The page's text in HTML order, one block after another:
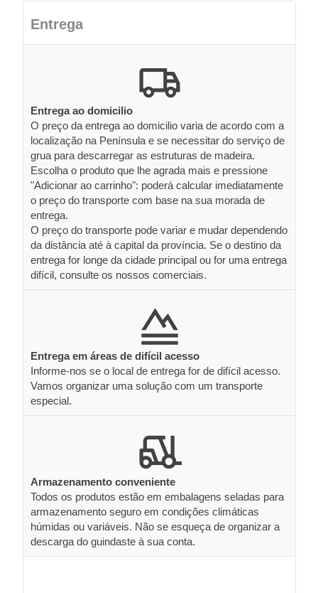
Entrega
Entrega ao domicilio
O preço da entrega ao domicilio varia de acordo com a
localização na Península e se necessitar do serviço de
grua para descarregar as estruturas de madeira.
Escolha o produto que lhe agrada mais e pressione
"Adicionar ao carrinho": poderá calcular imediatamente
o preço do transporte com base na sua morada de
entrega.
O preço do transporte pode variar e mudar dependendo
da distância até à capital da província. Se o destino da
entrega for longe da cidade principal ou for uma entrega
difícil, consulte os nossos comerciais.
Entrega em áreas de difícil acesso
Informe-nos se o local de entrega for de difícil acesso.
Vamos organizar uma solução com um transporte
especial.
Armazenamento conveniente
Todos os produtos estão em embalagens seladas para
armazenamento seguro em condições climáticas
húmidas ou variáveis. Não se esqueça de organizar a
descarga do guindaste à sua conta.